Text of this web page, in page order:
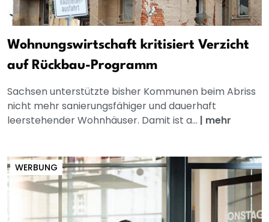
Wohnungswirtschaft kritisiert Verzicht
auf Rückbau-Programm
Sachsen unterstützte bisher Kommunen beim Abriss
nicht mehr sanierungsfähiger und dauerhaft
leerstehender Wohnhäuser. Damit ist a... | mehr
WERBUNG